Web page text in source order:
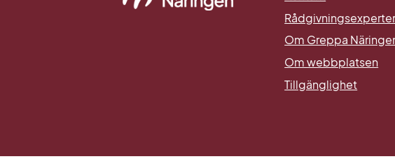
Om Greppa
Om webbplatsen
Tillgänglighet